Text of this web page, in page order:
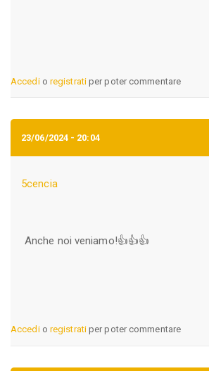
Accedio registratiper poter commentare
23/06/2024 - 20:04
5cencia
Anche noi veniamo!👍👍👍
Accedio registratiper poter commentare